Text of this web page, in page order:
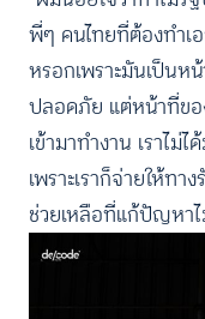
พี่ๆ คนไทยที่ต้องทำเ
หรอกเพราะมันเป็นห
ปลอดภัย แต่หน้าที่ขอ
เข้ามาทำงาน เราไม่
เพราะเราก็จ่ายให้ท
ช่วยเหลือที่แก้ปัญหา